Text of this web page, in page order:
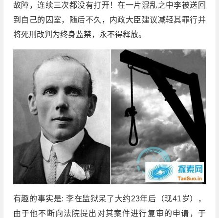
故障，连续三次都没有打开！在一片混乱之中李被送回
到自己的囚室，随后不久，内政大臣建议减轻其罪行并
将死刑改判为终身监禁，永不得释放。
有趣的事实是: 李在监狱呆了大约23年后（现41岁），
由于他不断向法院提出对其案件进行复审的申请，于